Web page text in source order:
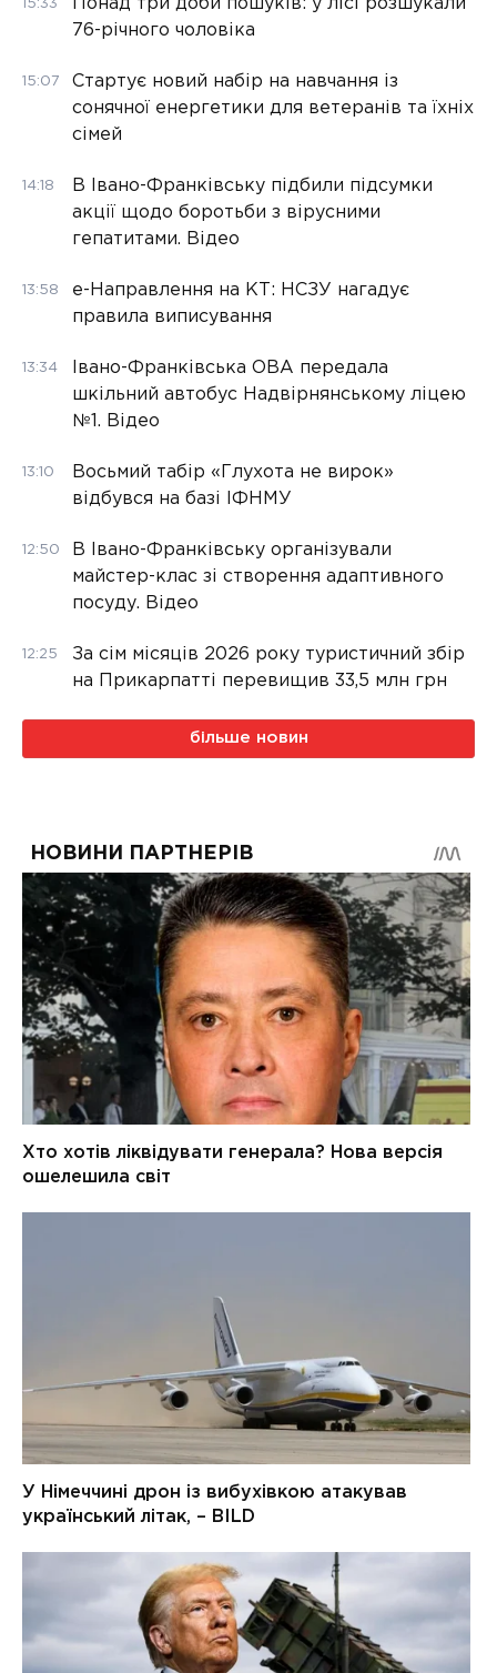
15:33
Понад три доби пошуків: у лісі розшукали
76-річного чоловіка
15:07
Стартує новий набір на навчання із
сонячної енергетики для ветеранів та їхніх
сімей
14:18
В Івано-Франківську підбили підсумки
акції щодо боротьби з вірусними
гепатитами. Відео
13:58
е-Направлення на КТ: НСЗУ нагадує
правила виписування
13:34
Івано-Франківська ОВА передала
шкільний автобус Надвірнянському ліцею
№1. Відео
13:10
Восьмий табір «Глухота не вирок»
відбувся на базі ІФНМУ
12:50
В Івано-Франківську організували
майстер-клас зі створення адаптивного
посуду. Відео
12:25
За сім місяців 2026 року туристичний збір
на Прикарпатті перевищив 33,5 млн грн
більше новин